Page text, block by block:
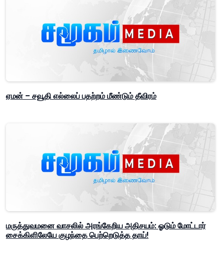
ஏமன் – சவூதி எல்லைப் பதற்றம் மீண்டும் தீவிரம்
மருத்துவமனை வாசலில் அரங்கேறிய அதிசயம்: ஓடும் மோட்டார்
சைக்கிளிலேயே குழந்தை பெற்றெடுத்த தாய்!